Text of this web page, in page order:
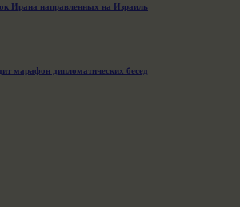
Ирана направленных на Израиль
марафон дипломатических бесед